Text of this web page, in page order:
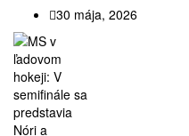
30 mája, 2026